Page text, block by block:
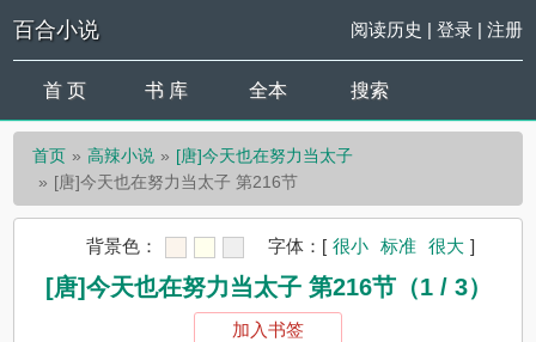
百合小说 阅读历史 | 登录| 注册
首 页 书 库 全本 搜索
首页 高辣小说
[唐]今天也在努力当太子
[唐]今天也在努力当太子 第216节
背景色： 字体： [ 很小 标准 很大 ]
[唐]今天也在努力当太子 第216节（1 / 3）
加入书签